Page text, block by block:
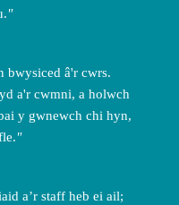
bwysiced â'r cwrs.
a'r cwmni, a holwch
y gwnewch chi hyn,
a’r staff heb ei ail;